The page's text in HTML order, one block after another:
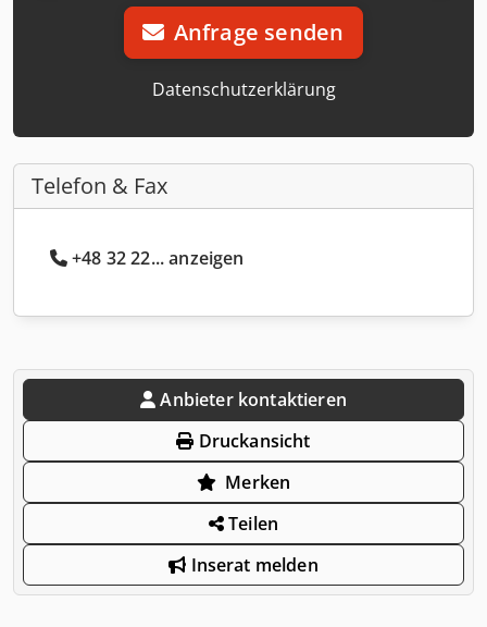
Anfrage senden
Datenschutzerklärung
Telefon & Fax
+48 32 22... anzeigen
Anbieter kontaktieren
Druckansicht
Merken
Teilen
Inserat melden